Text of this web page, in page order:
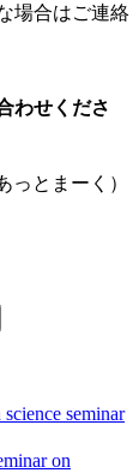
場合はご連絡
わせくださ
っとまーく）
seminar
on